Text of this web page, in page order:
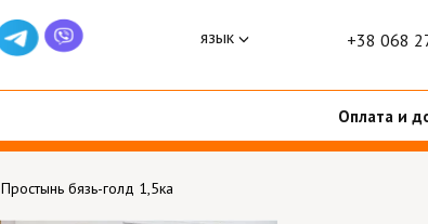
язык +38 068
Оплата и
Простынь бязь-голд 1,5ка